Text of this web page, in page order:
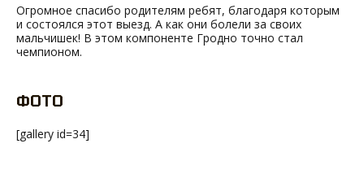
Огромное спасибо родителям ребят, благодаря которым
и состоялся этот выезд. А как они болели за своих
мальчишек! В этом компоненте Гродно точно стал
чемпионом.
ФОТО
[gallery id=34]